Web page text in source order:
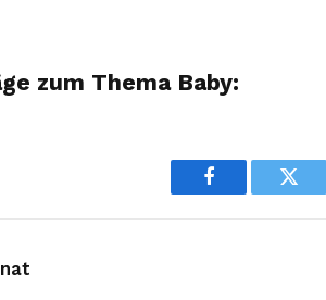
zum Thema Baby:
Facebook